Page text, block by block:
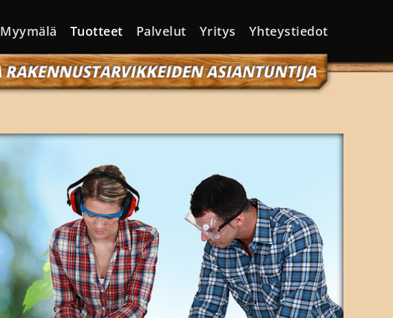
Myymälä Tuotteet Palvelut Yritys Yhteystiedot